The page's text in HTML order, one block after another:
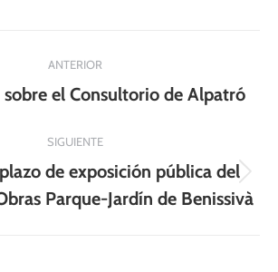
ANTERIOR
Publicación
el Consultorio de Alpatró
SIGUIENTE
Publicación
siguiente:
de exposición pública del
Parque-Jardín de Benissivà